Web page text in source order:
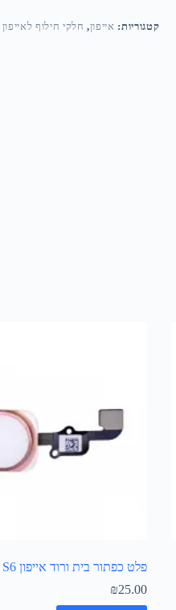
קטגוריות: אייפון, חלקי חילוף לאייפון 3G\3GS
פלט כפתור בית ורוד אייפון S6
₪25.00